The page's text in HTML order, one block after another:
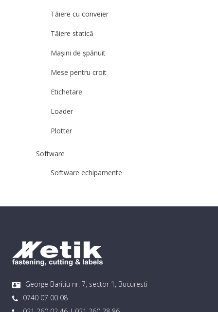
Tăiere cu conveier
Tăiere statică
Mașini de șpănuit
Mese pentru croit
Etichetare
Loader
Plotter
Software
Software echipamente
George Baritiu nr. 7, sector 1, Bucuresti
0740 07 00 08